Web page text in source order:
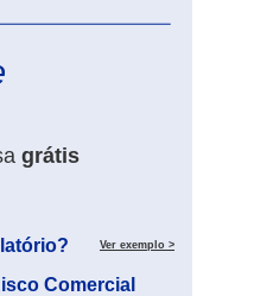
grátis
Ver exemplo >
Comercial